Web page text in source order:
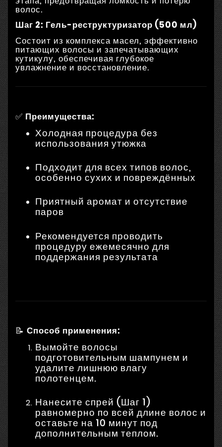
волос.
Шаг 2: Гель-реструктуризатор (500 мл)
Состоит из комплекса масел, эффективно
питающих волосы и запечатывающих
кутикулу, обеспечивая глубокое
увлажнение и восстановление.
✅ Преимущества:
Холодная процедура без
использования утюжка
Подходит для всех типов волос,
особенно сухих и повреждённых
Приятный аромат и отсутствие
паров
Рекомендуется проводить
процедуру ежемесячно для
поддержания результата
📝 Способ применения:
Вымойте волосы
подготовительным шампунем и
удалите лишнюю влагу
полотенцем.
Нанесите спрей (Шаг 1)
равномерно по всей длине волос и
оставьте на 10 минут под
дополнительным теплом.